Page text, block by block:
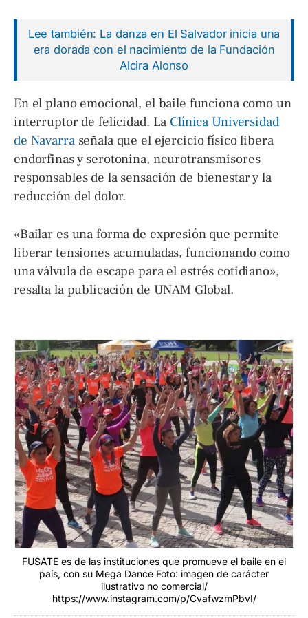
Lee también: La danza en El Salvador inicia una
era dorada con el nacimiento de la Fundación
Alcira Alonso
En el plano emocional, el baile funciona como un
interruptor de felicidad. La Clínica Universidad
de Navarraseñala que el ejercicio físico libera
endorfinas y serotonina, neurotransmisores
responsables de la sensación de bienestar y la
reducción del dolor.
«Bailar es una forma de expresión que permite
liberar tensiones acumuladas, funcionando como
una válvula de escape para el estrés cotidiano»,
resalta la publicación de UNAM Global.
FUSATE es de las instituciones que promueve el baile en el
país, con su Mega Dance Foto: imagen de carácter
ilustrativo no comercial/
https://www.instagram.com/p/CvafwzmPbvI/